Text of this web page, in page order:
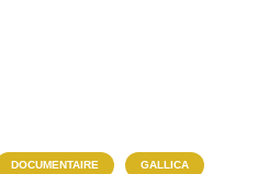
DOCUMENTAIRE GALLICA